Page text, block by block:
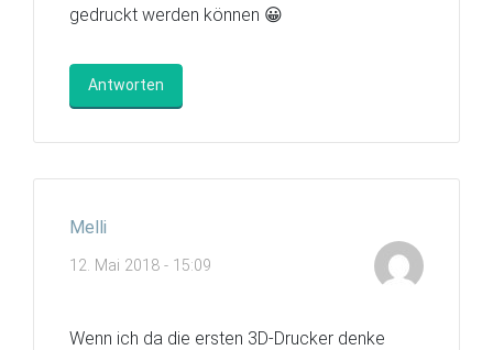
gedruckt werden können 😀
Antworten
Melli
12. Mai 2018 - 15:09
Wenn ich da die ersten 3D-Drucker denke